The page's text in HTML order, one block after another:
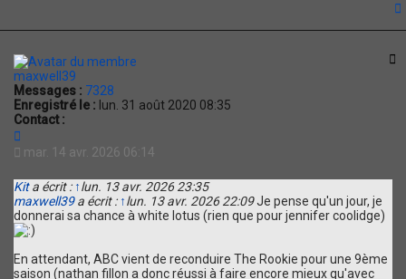
maxwell39
Messages : 7328
Enregistré le : lun. 31 août 2020 08:35
Contact :
o
t
a
c
t
e
m
mar. 14 avr. 2026 06:14
Kita écrit : ↑lun. 13 avr. 2026 23:35
maxwell39a écrit : ↑lun. 13 avr. 2026 22:09Je pense qu'un jour, je
donnerai sa chance à white lotus (rien que pour jennifer coolidge)
En attendant, ABC vient de reconduire The Rookie pour une 9ème
saison (nathan fillon a donc réussi à faire encore mieux qu'avec